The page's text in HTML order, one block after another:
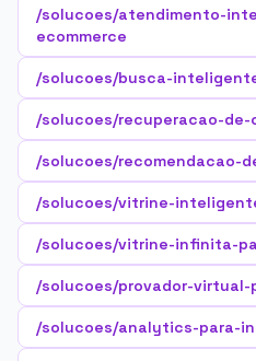
/solucoes/atendimento-
ecommerce
/solucoes/busca-
/solucoes/recuperacao-
/solucoes/recomendacao-
/solucoes/vitrine-
/solucoes/vitrine-infinita-
/solucoes/provador-virtual-
/solucoes/analytics-para-